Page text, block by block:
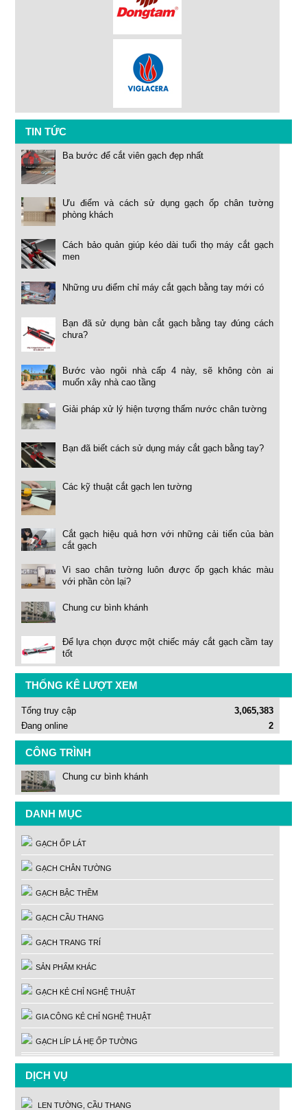
TIN TỨC
Ba bước để cắt viên gạch đẹp nhất
Ưu điểm và cách sử dụng gạch ốp chân tường
phòng khách
Cách bảo quản giúp kéo dài tuổi thọ máy cắt gạch
men
Những ưu điểm chỉ máy cắt gạch bằng tay mới có
Bạn đã sử dụng bàn cắt gạch bằng tay đúng cách
chưa?
Bước vào ngôi nhà cấp 4 này, sẽ không còn ai
muốn xây nhà cao tầng
Giải pháp xử lý hiện tượng thấm nước chân tường
Bạn đã biết cách sử dụng máy cắt gạch bằng tay?
Các kỹ thuật cắt gạch len tường
Cắt gạch hiệu quả hơn với những cải tiến của bàn
cắt gạch
Vì sao chân tường luôn được ốp gạch khác màu
với phần còn lại?
Chung cư bình khánh
Để lựa chọn được một chiếc máy cắt gạch cầm tay
tốt
THỐNG KÊ LƯỢT XEM
Tổng truy cập
3,065,383
Đang online
2
CÔNG TRÌNH
Chung cư bình khánh
DANH MỤC
GẠCH ỐP LÁT
GẠCH CHÂN TƯỜNG
GẠCH BẬC THỀM
GẠCH CẦU THANG
GẠCH TRANG TRÍ
SẢN PHẨM KHÁC
GẠCH KẺ CHỈ NGHỆ THUẬT
GIA CÔNG KẺ CHỈ NGHỆ THUẬT
GẠCH LÍP LÁ HẸ ỐP TƯỜNG
DỊCH VỤ
LEN TƯỜNG, CẦU THANG